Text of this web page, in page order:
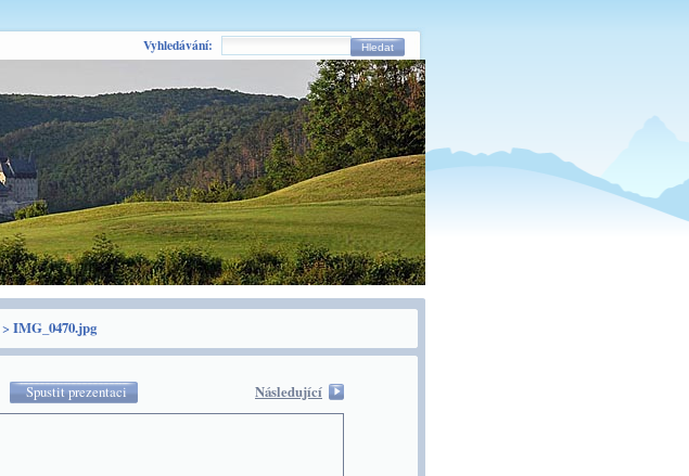
> IMG_0470.jpg
Spustit prezentaci Následující
Vyhledávání: Hledat